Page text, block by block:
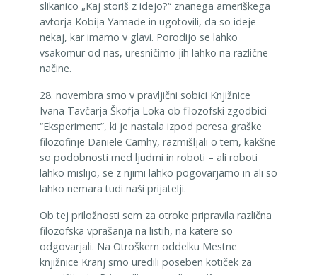
slikanico „Kaj storiš z idejo?“ znanega ameriškega
avtorja Kobija Yamade in ugotovili, da so ideje
nekaj, kar imamo v glavi. Porodijo se lahko
vsakomur od nas, uresničimo jih lahko na različne
načine.
28. novembra smo v pravljični sobici Knjižnice
Ivana Tavčarja Škofja Loka ob filozofski zgodbici
“Eksperiment”, ki je nastala izpod peresa graške
filozofinje Daniele Camhy, razmišljali o tem, kakšne
so podobnosti med ljudmi in roboti – ali roboti
lahko mislijo, se z njimi lahko pogovarjamo in ali so
lahko nemara tudi naši prijatelji.
Ob tej priložnosti sem za otroke pripravila različna
filozofska vprašanja na listih, na katere so
odgovarjali. Na Otroškem oddelku Mestne
knjižnice Kranj smo uredili poseben kotiček za